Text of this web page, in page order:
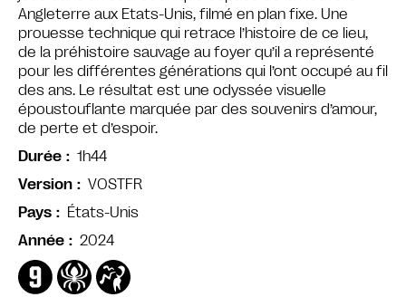
Angleterre aux Etats-Unis, filmé en plan fixe. Une
prouesse technique qui retrace l’histoire de ce lieu,
de la préhistoire sauvage au foyer qu’il a représenté
pour les différentes générations qui l’ont occupé au fil
des ans. Le résultat est une odyssée visuelle
époustouflante marquée par des souvenirs d’amour,
de perte et d’espoir.
Durée
1h44
Version
VOSTFR
Pays
États-Unis
Année
2024